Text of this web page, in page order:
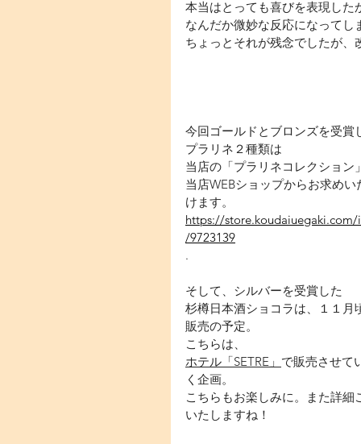
本当はとっても喜びを表現した
なんだか微妙な反応になって
ちょっとそれが残念でしたが
今回ゴールドとブロンズを受賞
プラリネ２種類は
当店の「プラリネコレクション」
当店WEBショップからお求めい
けます。
https://store.koudaiuegaki.com/
/9723139
.
そして、シルバーを受賞した
杉樽日本酒ショコラは、１１月
販売の予定。
こちらは、
ホテル「SETRE」 で販売させて
く企画。
こちらもお楽しみに。また詳細
いたしますね！